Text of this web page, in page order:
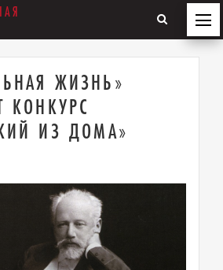
ЖИЗНЬ»
КОНКУРС
ИЗ ДОМА»